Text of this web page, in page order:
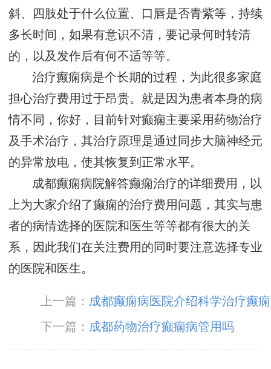
斜、四肢处于什么位置、口唇是否青紫等，持续
多长时间，如果有意识不清，要记录何时转清
的，以及发作后有何不适等等。
治疗癫痫病是个长期的过程，为此很多家庭
担心治疗费用过于昂贵。就是因为患者本身的病
情不同，你好，目前针对癫痫主要采用药物治疗
及手术治疗，其治疗原理是通过同步大脑神经元
的异常放电，使其恢复到正常水平。
成都癫痫病院解答癫痫治疗的详细费用，以
上为大家介绍了癫痫的治疗费用问题，其实与患
者的病情选择的医院和医生等等都有很大的关
系，因此我们在关注费用的同时要注意选择专业
的医院和医生。
上一篇： 成都癫痫病医院介绍科学治疗癫痫
的方法下一篇： 成都药物治疗癫痫病管用吗